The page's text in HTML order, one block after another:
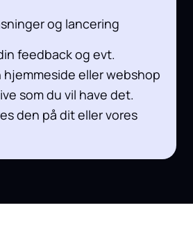
og lancering
feedback og evt.
hjemmeside eller webshop
som du vil have det.
den på dit eller vores